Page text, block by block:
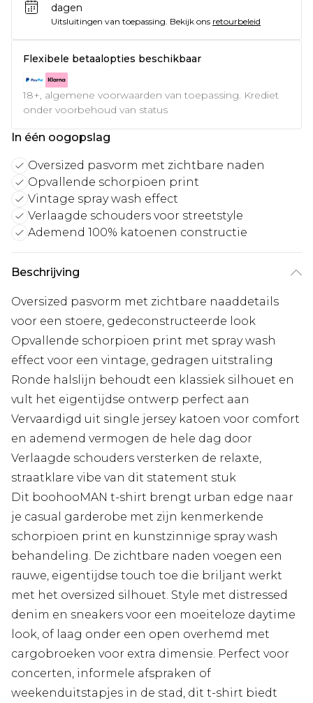
dagen
Uitsluitingen van toepassing. Bekijk ons retourbeleid
Flexibele betaalopties beschikbaar
18+, algemene voorwaarden van toepassing. Krediet
onder voorbehoud van status
In één oogopslag
Oversized pasvorm met zichtbare naden
Opvallende schorpioen print
Vintage spray wash effect
Verlaagde schouders voor streetstyle
Ademend 100% katoenen constructie
Beschrijving
Oversized pasvorm met zichtbare naaddetails
voor een stoere, gedeconstructeerde look
Opvallende schorpioen print met spray wash
effect voor een vintage, gedragen uitstraling
Ronde halslijn behoudt een klassiek silhouet en
vult het eigentijdse ontwerp perfect aan
Vervaardigd uit single jersey katoen voor comfort
en ademend vermogen de hele dag door
Verlaagde schouders versterken de relaxte,
straatklare vibe van dit statement stuk
Dit boohooMAN t-shirt brengt urban edge naar
je casual garderobe met zijn kenmerkende
schorpioen print en kunstzinnige spray wash
behandeling. De zichtbare naden voegen een
rauwe, eigentijdse touch toe die briljant werkt
met het oversized silhouet. Style met distressed
denim en sneakers voor een moeiteloze daytime
look, of laag onder een open overhemd met
cargobroeken voor extra dimensie. Perfect voor
concerten, informele afspraken of
weekenduitstapjes in de stad, dit t-shirt biedt